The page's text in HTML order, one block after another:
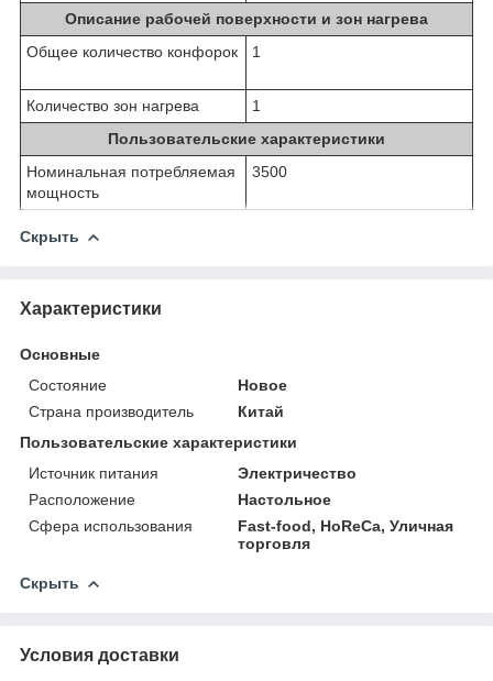
Описание рабочей поверхности и зон нагрева
Общее количество конфорок
1
Количество зон нагрева
1
Пользовательские характеристики
Номинальная потребляемая
мощность
3500
Скрыть
Характеристики
Основные
Состояние
Новое
Страна производитель
Китай
Пользовательские характеристики
Источник питания
Электричество
Расположение
Настольное
Сфера использования
Fast-food, HoReCa, Уличная
торговля
Скрыть
Условия доставки